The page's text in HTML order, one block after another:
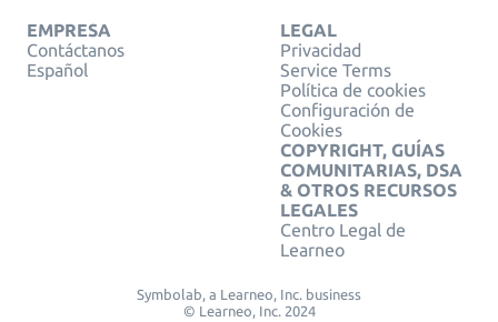
EMPRESA
Contáctanos
Español
LEGAL
Privacidad
Service Terms
Política de cookies
Configuración de
Cookies
COPYRIGHT, GUÍAS
COMUNITARIAS, DSA
& OTROS RECURSOS
LEGALES
Centro Legal de
Learneo
Symbolab, a Learneo, Inc. business
© Learneo, Inc. 2024